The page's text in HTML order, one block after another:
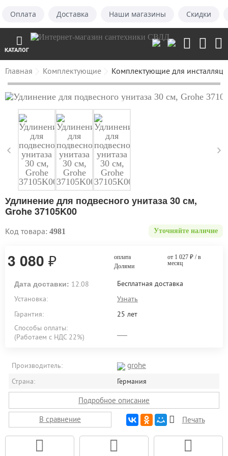
Оплата Доставка Наши магазины Скидки
КАТАЛОГ
Главная Комплектующие Комплектующие для
Удлинение для подвесного унитаза 30 см,
Grohe 37105K00
Код товара: 4981 Уточняйте наличие
3 080 ₽
оплата
Долями
от 1 027 ₽/ в
месяц
Дата доставки: 12.08
Бесплатная доставка
Установка:
Узнать
Гарантия:
25 лет
Способы оплаты:
(Работаем с НДС 22%)
Производитель: grohe
Страна: Германия
Подробное описание
В сравнение
Печать